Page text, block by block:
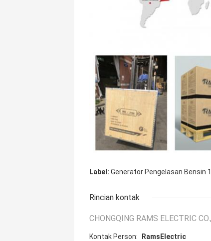
Label: Generator Pengelasan Bensin
Rincian kontak
CHONGQING RAMS ELECTRIC
Kontak Person: RamsElectric